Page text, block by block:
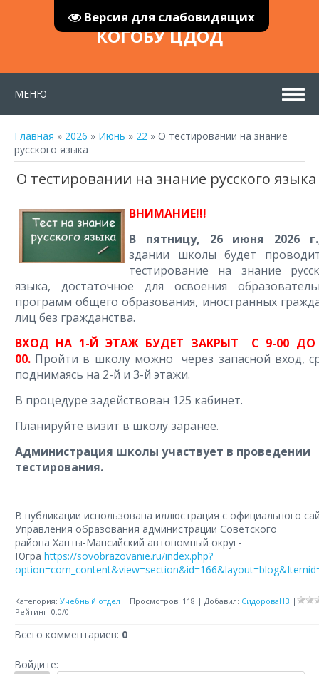
Версия для слабовидящих
КОГОБУ ЦДОД
МЕНЮ
Главная » 2026 » Июнь » 22 » О тестировании на знание
русского языка
О тестировании на знание русского языка
ВНИМАНИЕ!!!
В пятницу, 26 июня 2026
здании школы будет
тестирование на знание
языка, достаточное для освоения
программ общего образования, иностранных
лиц без гражданства.
ВХОД НА 1-Й ЭТАЖ БУДЕТ ЗАКРЫТ С 9-00 ДО
00. Пройти в школу можно через запасной вход,
поднимаясь на 2-й и 3-й этажи.
В процедуре задействован 125 кабинет.
Планируйте визит в школу заранее.
Администрация школы участвует в проведении
тестирования.
В публикации использована иллюстрация с официального
Управления образования администрации Советского
района Ханты-Мансийский автономный округ-
Югра https://sovobrazovanie.ru/index.php?
Категория: Учебный отдел | Просмотров: 118 | Добавил: СидороваНВ |
Рейтинг: 0.0/0
Всего комментариев: 0
Войдите: